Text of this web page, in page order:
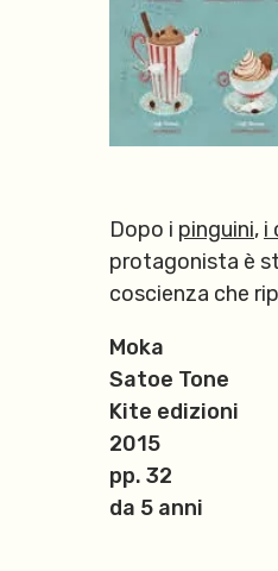
Dopo i pinguini, i
protagonista è
coscienza che
Moka
Satoe Tone
Kite edizioni
2015
pp. 32
da 5 anni